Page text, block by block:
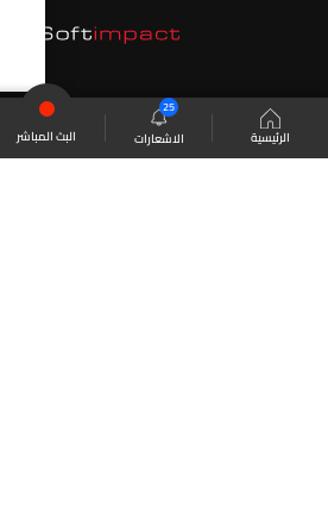
الرئيسية الاشعارات
25
البث المباشر
موقع البرامج الجدول